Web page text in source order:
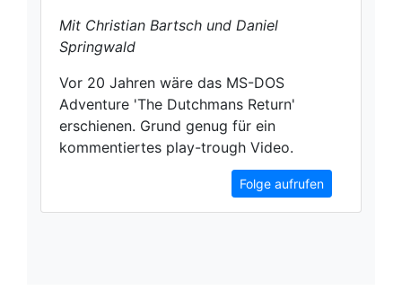
Mit Christian Bartsch und Daniel
Springwald
Vor 20 Jahren wäre das MS-DOS
Adventure 'The Dutchmans Return'
erschienen. Grund genug für ein
kommentiertes play-trough Video.
Folge aufrufen